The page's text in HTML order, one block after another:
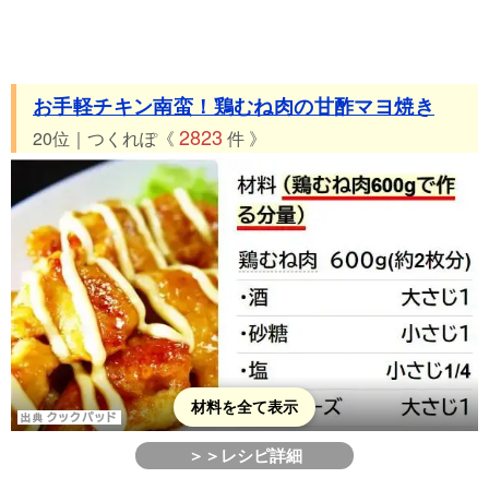
お手軽チキン南蛮！鶏むね肉の甘酢マヨ焼き
20位｜つくれぽ《 2823 件 》
材料を全て表示
＞＞レシピ詳細